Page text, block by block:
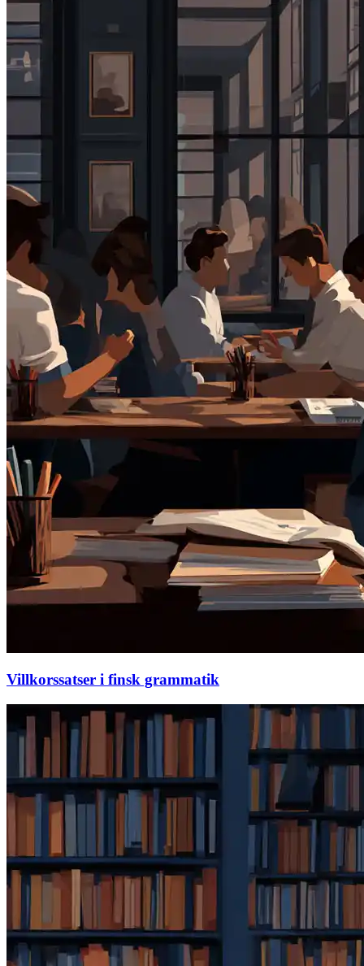
Villkorssatser i finsk grammatik